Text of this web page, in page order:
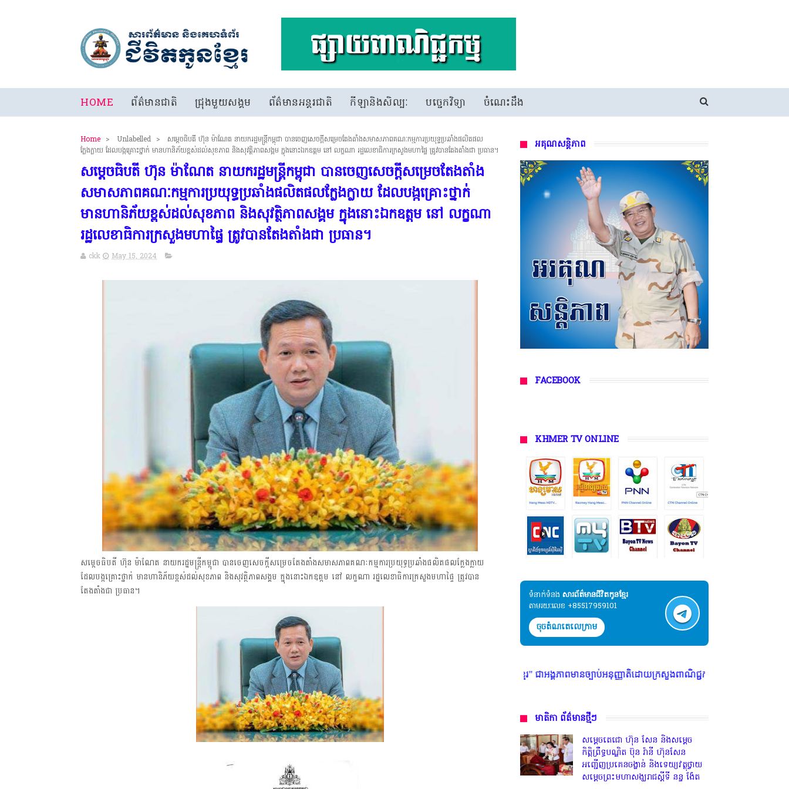
HOME ព័ត៌មានជាតិ ជ្រុងមួយសង្គម ព័ត៌មានអន្តរជាតិ កីឡានិងសិល្បៈ បច្ចេកវិទ្យា ចំណេះដឹង
Home > Unlabelled >
សម្តេចធិបតី ហ៊ុន ម៉ាណែត នាយករដ្ឋមន្ត្រីកម្ពុជា បានចេញសេចក្តីសម្រេចតែងតាំងសមាសភាពគណៈកម្មការប្រយុទ្ធប្រឆាំងផលិតផល
ក្លែងក្លាយ ដែលបង្កគ្រោះថ្នាក់ មានហានិភ័យខ្ពស់ដល់សុខភាព និងសុវត្ថិភាពសង្គម ក្នុងនោះឯកឧត្តម នៅ លក្ខណា រដ្ឋលេខាធិការក្រសួងមហាផ្ទៃ ត្រូវបានតែងតាំងជា ប្រធាន។
សម្តេចធិបតី ហ៊ុន ម៉ាណែត នាយករដ្ឋមន្ត្រីកម្ពុជា បានចេញសេចក្តីសម្រេចតែងតាំង
សមាសភាពគណៈកម្មការប្រយុទ្ធប្រឆាំងផលិតផលក្លែងក្លាយ ដែលបង្កគ្រោះថ្នាក់
មានហានិភ័យខ្ពស់ដល់សុខភាព និងសុវត្ថិភាពសង្គម ក្នុងនោះឯកឧត្តម នៅ លក្ខណា
រដ្ឋលេខាធិការក្រសួងមហាផ្ទៃ ត្រូវបានតែងតាំងជា ប្រធាន។
ckk May 15, 2024
សម្តេចធិបតី ហ៊ុន ម៉ាណែត នាយករដ្ឋមន្ត្រីកម្ពុជា បានចេញសេចក្តីសម្រេចតែងតាំងសមាសភាពគណៈកម្មការប្រយុទ្ធប្រឆាំងផលិតផលក្លែងក្លាយ
ដែលបង្កគ្រោះថ្នាក់ មានហានិភ័យខ្ពស់ដល់សុខភាព និងសុវត្ថិភាពសង្គម ក្នុងនោះឯកឧត្តម នៅ លក្ខណា រដ្ឋលេខាធិការក្រសួងមហាផ្ទៃ ត្រូវបាន
តែងតាំងជា ប្រធាន។
អគុណសន្តិភាព
FACEBOOK
KHMER TV ONLINE
ទំនាក់ទំនង​​ សារព័ត៌មានជីវិតកូនខ្មែរ
តាមរយៈលេខ +85517959101
ចុចតំណតេលេក្រាម
* អង្គភាពសារព័ត៌មាន"ជីវិតកូនខ្មែរ" ជាអង្គភាពមានច្បាប់អនុញ្ញាតិដោយក្រសួងពាណិជ្ជកម្ម ក្រសួងការងារ ក្រសួងព័ត៌មាន * ក្រមសិលធម៌
មាតិកា ព័ត៌មានថ្មីៗ
សម្តេចតេជោ ហ៊ុន សែន និងសម្ដេច
កិត្តិព្រឹទ្ធបណ្ឌិត ប៊ុន រ៉ានី ហ៊ុនសែន
អញ្ជើញប្រគេនចង្ហាន់ និងទេយ្យវត្ថុថ្វាយ
សម្តេចព្រះមហាសង្ឃរាជស្តីទី នន្ទ ង៉ែត